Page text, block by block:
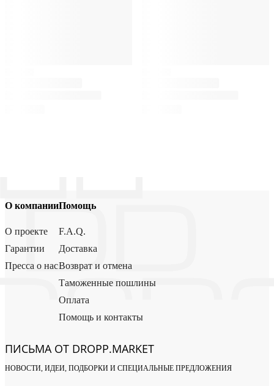
О компании
О проекте
Гарантии
Пресса о нас
Помощь
F.A.Q.
Доставка
Возврат и отмена
Таможенные пошлины
Оплата
Помощь и контакты
ПИСЬМА ОТ DROPP.MARKET
НОВОСТИ, ИДЕИ, ПОДБОРКИ И СПЕЦИАЛЬНЫЕ ПРЕДЛОЖЕНИЯ